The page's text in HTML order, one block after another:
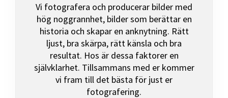
Vi fotografera och producerar bilder med
hög noggrannhet, bilder som berättar en
historia och skapar en anknytning. Rätt
ljust, bra skärpa, rätt känsla och bra
resultat. Hos är dessa faktorer en
självklarhet. Tillsammans med er kommer
vi fram till det bästa för just er
fotografering.